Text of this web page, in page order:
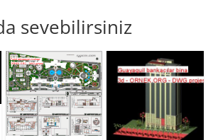
sevebilirsiniz